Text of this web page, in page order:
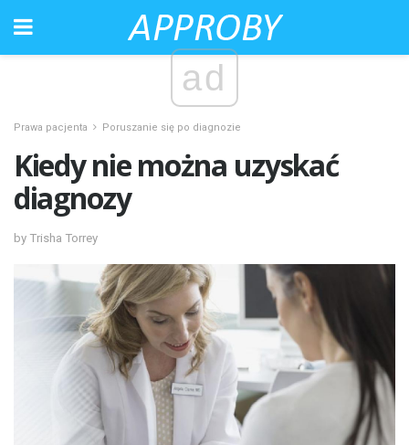
ad
Prawa pacjenta Poruszanie się po diagnozie
Kiedy nie można uzyskać
diagnozy
by Trisha Torrey